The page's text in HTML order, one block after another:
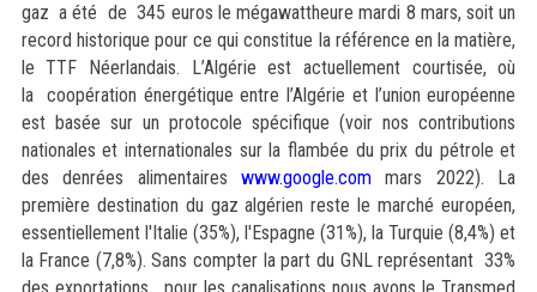
gaz a été de 345 euros le mégawattheure mardi 8 mars, soit un
record historique pour ce qui constitue la référence en la matière,
le TTF Néerlandais. L’Algérie est actuellement courtisée, où
la coopération énergétique entre l’Algérie et l’union européenne
est basée sur un protocole spécifique (voir nos contributions
nationales et internationales sur la flambée du prix du pétrole et
des denrées alimentaires www.google.commars 2022). La
première destination du gaz algérien reste le marché européen,
essentiellement l'Italie (35%), l'Espagne (31%), la Turquie (8,4%) et
la France (7,8%). Sans compter la part du GNL représentant 33%